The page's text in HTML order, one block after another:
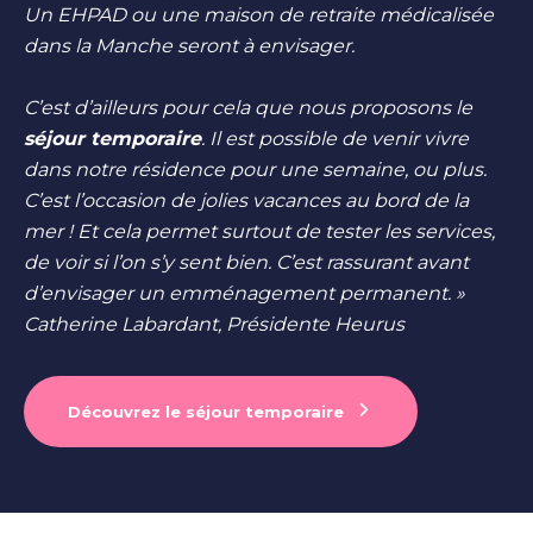
Un EHPAD ou une maison de retraite médicalisée
dans la Manche seront à envisager.
C’est d’ailleurs pour cela que nous proposons le
séjour temporaire. Il est possible de venir vivre
dans notre résidence pour une semaine, ou plus.
C’est l’occasion de jolies vacances au bord de la
mer ! Et cela permet surtout de tester les services,
de voir si l’on s’y sent bien. C’est rassurant avant
d’envisager un emménagement permanent. »
Catherine Labardant, Présidente Heurus
Découvrez le séjour temporaire